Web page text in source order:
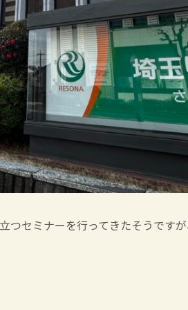
つセミナーを行ってきたそうです